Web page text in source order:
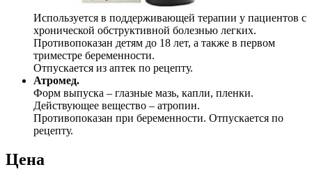
Используется в поддерживающей терапии у пациентов с
хронической обструктивной болезнью легких.
Противопоказан детям до 18 лет, а также в первом
триместре беременности.
Отпускается из аптек по рецепту.
Атромед.
Форм выпуска – глазные мазь, капли, пленки.
Действующее вещество – атропин.
Противопоказан при беременности. Отпускается по
рецепту.
Цена